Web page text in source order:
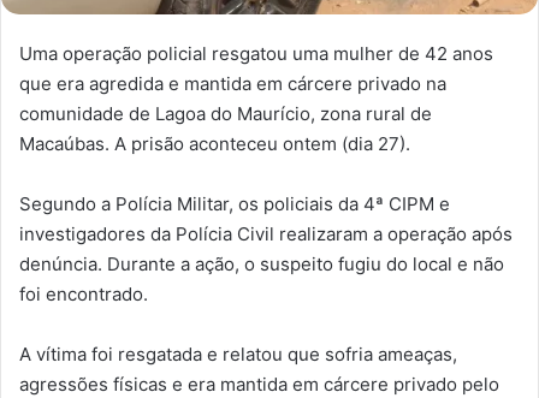
Uma operação policial resgatou uma mulher de 42 anos
que era agredida e mantida em cárcere privado na
comunidade de Lagoa do Maurício, zona rural de
Macaúbas. A prisão aconteceu ontem (dia 27).
Segundo a Polícia Militar, os policiais da 4ª CIPM e
investigadores da Polícia Civil realizaram a operação após
denúncia. Durante a ação, o suspeito fugiu do local e não
foi encontrado.
A vítima foi resgatada e relatou que sofria ameaças,
agressões físicas e era mantida em cárcere privado pelo